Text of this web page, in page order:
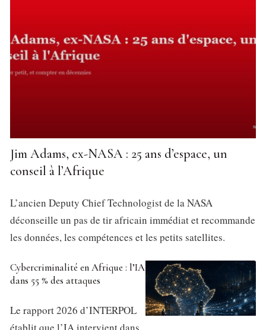
Jim Adams, ex-NASA : 25 ans d’espace, un
conseil à l’Afrique
L’ancien Deputy Chief Technologist de la NASA
déconseille un pas de tir africain immédiat et recommande
les données, les compétences et les petits satellites.
Cybercriminalité en Afrique : l’IA
dans 55 % des attaques
Le rapport 2026 d’INTERPOL